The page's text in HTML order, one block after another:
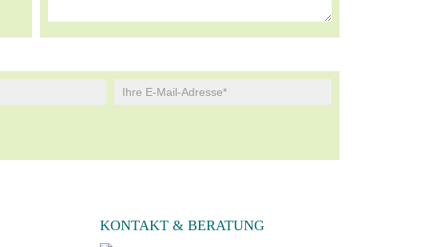
KONTAKT & BERATUNG